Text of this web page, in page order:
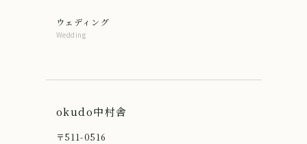
ウェディング
Wedding
okudo中村舎
〒511-0516